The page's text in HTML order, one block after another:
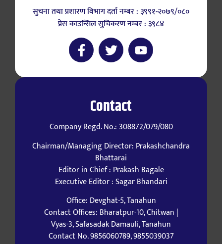
सुचना तथा प्रशारण विभाग दर्ता नम्बर : ३९९१-२०७९/०८०
प्रेस काउन्सिल सुचिकरण नम्बर : ३९८४
Contact
Company Regd. No.: 308872/079/080
Chairman/Managing Director: Prakashchandra
Bhattarai
Editor in Chief : Prakash Bagale
Executive Editor : Sagar Bhandari
Office: Devghat-5, Tanahun
Contact Offices: Bharatpur-10, Chitwan |
Vyas-3, Safasadak Damauli, Tanahun
Contact No. 9856060789, 9855039037